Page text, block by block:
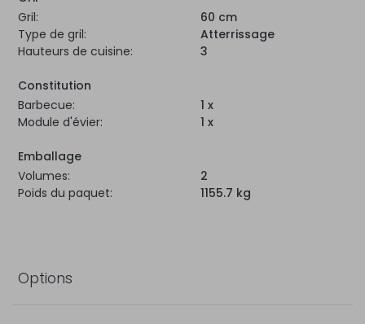
Gril:
60 cm
Type de gril:
Atterrissage
Hauteurs de cuisine:
3
Constitution
Barbecue:
1 x
Module d'évier:
1 x
Emballage
Volumes:
2
Poids du paquet:
1155.7 kg
Options